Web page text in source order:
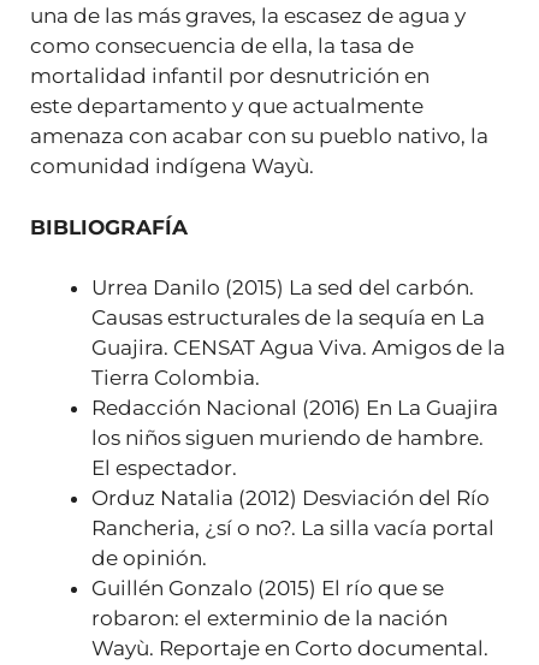
una de las más graves, la escasez de agua y
como consecuencia de ella, la tasa de
mortalidad infantil por desnutrición en
este departamento y que actualmente
amenaza con acabar con su pueblo nativo, la
comunidad indígena Wayù.
BIBLIOGRAFÍA
Urrea Danilo (2015) La sed del carbón.
Causas estructurales de la sequía en La
Guajira. CENSAT Agua Viva. Amigos de la
Tierra Colombia.
Redacción Nacional (2016) En La Guajira
los niños siguen muriendo de hambre.
El espectador.
Orduz Natalia (2012) Desviación del Río
Rancheria, ¿sí o no?. La silla vacía portal
de opinión.
Guillén Gonzalo (2015) El río que se
robaron: el exterminio de la nación
Wayù. Reportaje en Corto documental.